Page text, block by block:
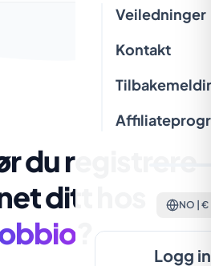
Veiledninger
Kontakt
NO | €
Logg
du registrere
ditt hos